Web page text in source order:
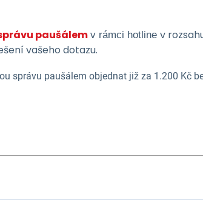
paušálem v rámci hotline v
vašeho dotazu.
správu paušálem objednat již za 1.200 Kč